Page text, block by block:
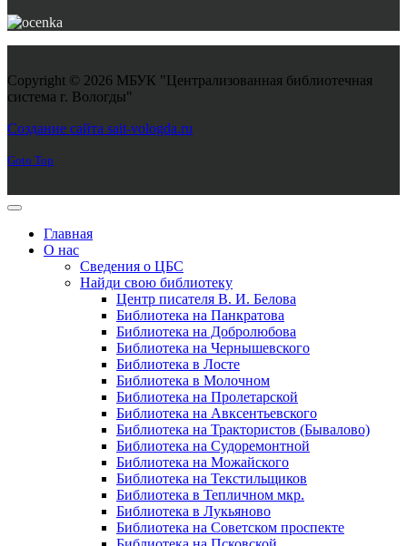
Copyright © 2026 МБУК "Централизованная библиотечная
система г. Вологды"
Создание сайта sait-vologda.ru
Goto Top
Главная
О нас
Сведения о ЦБС
Найди свою библиотеку
Центр писателя В. И. Белова
Библиотека на Панкратова
Библиотека на Добролюбова
Библиотека на Чернышевского
Библиотека в Лосте
Библиотека в Молочном
Библиотека на Пролетарской
Библиотека на Авксентьевского
Библиотека на Трактористов (Бывалово)
Библиотека на Судоремонтной
Библиотека на Можайского
Библиотека на Текстильщиков
Библиотека в Тепличном мкр.
Библиотека в Лукьяново
Библиотека на Советском проспекте